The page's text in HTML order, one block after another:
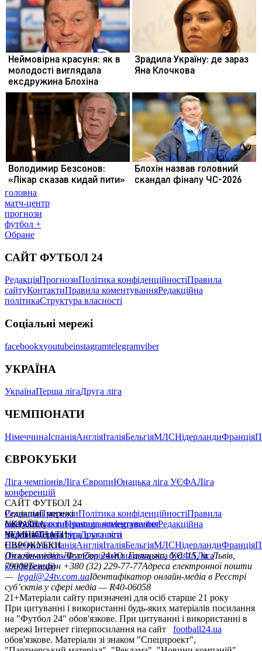
головна
матч-центр
прогнози
футбол +
Обране
САЙТ ФУТБОЛ 24
РедакціяПрогнозиПолітика конфіденційностіПравила
сайтуКонтактиПравила коментуванняРедакційна
політикаСтруктура власності
Соціальні мережі
facebookxyoutubeinstagramtelegramviber
УКРАЇНА
УкраїнаПерша лігаДруга ліга
ЧЕМПІОНАТИ
НімеччинаІспаніяАнгліяІталіяБельгіяМЛСНідерландиФранція
ЄВРОКУБКИ
Ліга чемпіонівЛіга ЄвропиЮнацька ліга УЄФАЛіга
конференцій
САЙТ ФУТБОЛ 24
РедакціяПрогнозиПолітика конфіденційностіПравила
сайтуКонтактиПравила коментуванняРедакційна
політикаСтруктура власності
Соціальні мережі
facebookxyoutubeinstagramtelegramviber
УКРАЇНА
УкраїнаПерша лігаДруга ліга
ЧЕМПІОНАТИ
НімеччинаІспаніяАнгліяІталіяБельгіяМЛСНідерландиФранція
ЄВРОКУБКИ
Ліга чемпіонівЛіга ЄвропиЮнацька ліга УЄФАЛіга
конференцій
Онлайн-медіа «Футбол 24»пл. Галицька, буд. 15, м. Львів,
79008Телефон +380 (32) 229-77-77Адреса електронної пошти
— legal@24tv.com.uaІдентифікатор онлайн-медіа в Реєстрі
суб’єктів у сфері медіа — R40-06058
21+Матеріали сайту призначені для осіб старше 21 року
При цитуванні і використанні будь-яких матеріалів посилання
на "Футбол 24" обов'язкове. При цитуванні і використанні в
мережі Інтернет гіперпосилання на сайт
football24.ua
обов'язкове. Матеріали зі знаком "Спецпроект",